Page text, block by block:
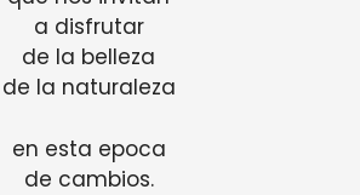
a disfrutar
de la belleza
de la naturaleza
en esta epoca
de cambios.